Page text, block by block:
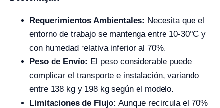
Requerimientos Ambientales: Necesita que el
entorno de trabajo se mantenga entre 10-30°C y
con humedad relativa inferior al 70%.
Peso de Envío: El peso considerable puede
complicar el transporte e instalación, variando
entre 138 kg y 198 kg según el modelo.
Limitaciones de Flujo: Aunque recircula el 70%